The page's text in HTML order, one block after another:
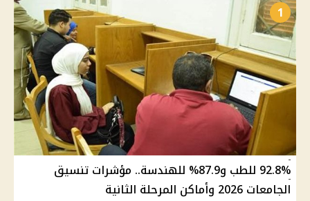
1
92.8% للطب و87.9% للهندسة.. مؤشرات تنسيق
الجامعات 2026 وأماكن المرحلة الثانية